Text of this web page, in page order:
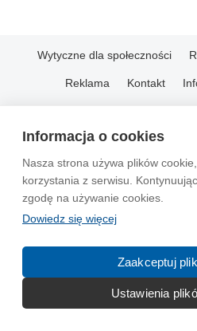
Informacja o cookies
Nasza strona używa plików
korzystania z serwisu.
zgodę na używanie cookies.
Dowiedz się więcej
Zaakceptuj
Ustawienia
Wytyczne dla społeczności
Reklama Kontakt